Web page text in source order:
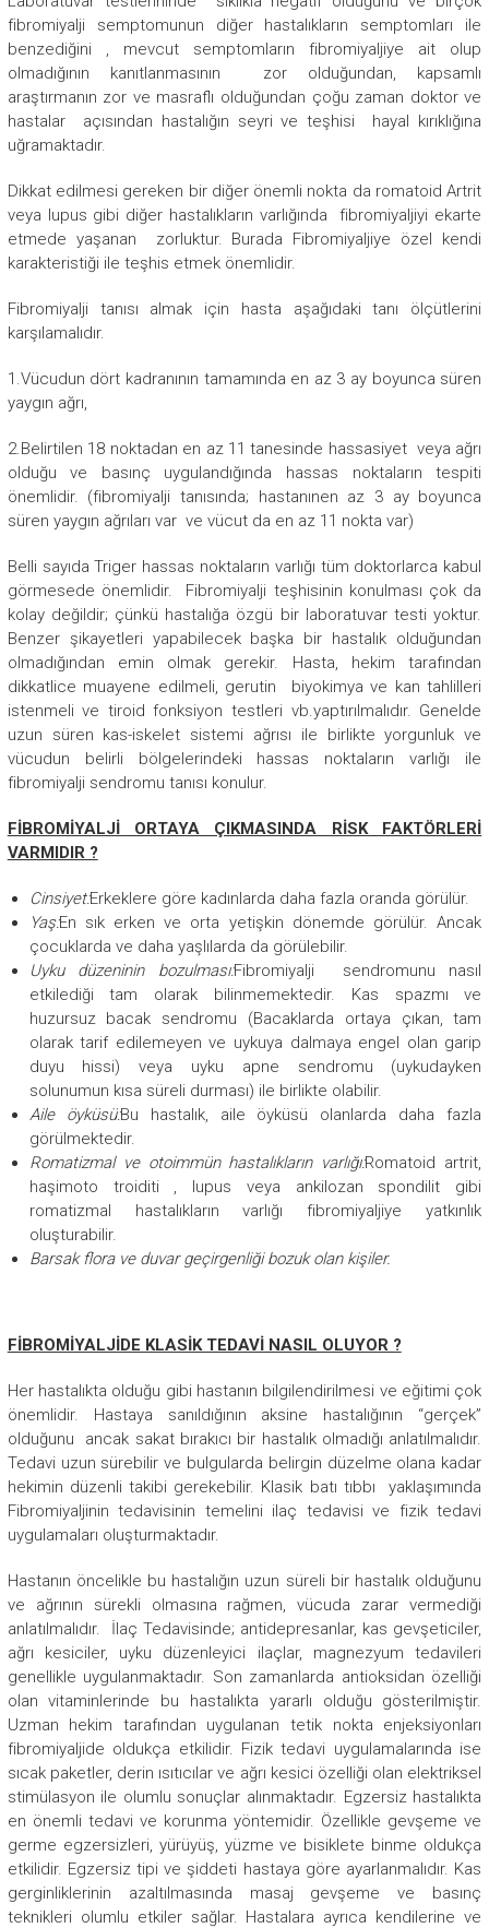
fibromiyalji semptomunun diğer hastalıkların semptomları ile
benzediğini , mevcut semptomların fibromiyaljiye ait olup
olmadığının kanıtlanmasının zor olduğundan, kapsamlı
araştırmanın zor ve masraflı olduğundan çoğu zaman doktor ve
hastalar açısından hastalığın seyri ve teşhisi hayal kırıklığına
uğramaktadır.
Dikkat edilmesi gereken bir diğer önemli nokta da romatoid Artrit
veya lupus gibi diğer hastalıkların varlığında fibromiyaljiyi ekarte
etmede yaşanan zorluktur. Burada Fibromiyaljiye özel kendi
karakteristiği ile teşhis etmek önemlidir.
Fibromiyalji tanısı almak için hasta aşağıdaki tanı ölçütlerini
karşılamalıdır.
1.Vücudun dört kadranının tamamında en az 3 ay boyunca süren
yaygın ağrı,
2.Belirtilen 18 noktadan en az 11 tanesinde hassasiyet veya ağrı
olduğu ve basınç uygulandığında hassas noktaların tespiti
önemlidir. (fibromiyalji tanısında; hastanınen az 3 ay boyunca
süren yaygın ağrıları var ve vücut da en az 11 nokta var)
Belli sayıda Triger hassas noktaların varlığı tüm doktorlarca kabul
görmesede önemlidir. Fibromiyalji teşhisinin konulması çok da
kolay değildir; çünkü hastalığa özgü bir laboratuvar testi yoktur.
Benzer şikayetleri yapabilecek başka bir hastalık olduğundan
olmadığından emin olmak gerekir. Hasta, hekim tarafından
dikkatlice muayene edilmeli, gerutin biyokimya ve kan tahlilleri
istenmeli ve tiroid fonksiyon testleri vb.yaptırılmalıdır. Genelde
uzun süren kas-iskelet sistemi ağrısı ile birlikte yorgunluk ve
vücudun belirli bölgelerindeki hassas noktaların varlığı ile
fibromiyalji sendromu tanısı konulur.
FİBROMİYALJİ ORTAYA ÇIKMASINDA RİSK FAKTÖRLERİ
VARMIDIR ?
Cinsiyet:Erkeklere göre kadınlarda daha fazla oranda görülür.
Yaş:En sık erken ve orta yetişkin dönemde görülür. Ancak
çocuklarda ve daha yaşlılarda da görülebilir.
Uyku düzeninin bozulması:Fibromiyalji sendromunu nasıl
etkilediği tam olarak bilinmemektedir. Kas spazmı ve
huzursuz bacak sendromu (Bacaklarda ortaya çıkan, tam
olarak tarif edilemeyen ve uykuya dalmaya engel olan garip
duyu hissi) veya uyku apne sendromu (uykudayken
solunumun kısa süreli durması) ile birlikte olabilir.
Aile öyküsü:Bu hastalık, aile öyküsü olanlarda daha fazla
görülmektedir.
Romatizmal ve otoimmün hastalıkların varlığı:Romatoid artrit,
haşimoto troiditi , lupus veya ankilozan spondilit gibi
romatizmal hastalıkların varlığı fibromiyaljiye yatkınlık
oluşturabilir.
Barsak flora ve duvar geçirgenliği bozuk olan kişiler.
FİBROMİYALJİDE KLASİK TEDAVİ NASIL OLUYOR ?
Her hastalıkta olduğu gibi hastanın bilgilendirilmesi ve eğitimi çok
önemlidir. Hastaya sanıldığının aksine hastalığının “gerçek”
olduğunu ancak sakat bırakıcı bir hastalık olmadığı anlatılmalıdır.
Tedavi uzun sürebilir ve bulgularda belirgin düzelme olana kadar
hekimin düzenli takibi gerekebilir. Klasik batı tıbbı yaklaşımında
Fibromiyaljinin tedavisinin temelini ilaç tedavisi ve fizik tedavi
uygulamaları oluşturmaktadır.
Hastanın öncelikle bu hastalığın uzun süreli bir hastalık olduğunu
ve ağrının sürekli olmasına rağmen, vücuda zarar vermediği
anlatılmalıdır. İlaç Tedavisinde; antidepresanlar, kas gevşeticiler,
ağrı kesiciler, uyku düzenleyici ilaçlar, magnezyum tedavileri
genellikle uygulanmaktadır. Son zamanlarda antioksidan özelliği
olan vitaminlerinde bu hastalıkta yararlı olduğu gösterilmiştir.
Uzman hekim tarafından uygulanan tetik nokta enjeksiyonları
fibromiyaljide oldukça etkilidir. Fizik tedavi uygulamalarında ise
sıcak paketler, derin ısıtıcılar ve ağrı kesici özelliği olan elektriksel
stimülasyon ile olumlu sonuçlar alınmaktadır. Egzersiz hastalıkta
en önemli tedavi ve korunma yöntemidir. Özellikle gevşeme ve
germe egzersizleri, yürüyüş, yüzme ve bisiklete binme oldukça
etkilidir. Egzersiz tipi ve şiddeti hastaya göre ayarlanmalıdır. Kas
gerginliklerinin azaltılmasında masaj gevşeme ve basınç
teknikleri olumlu etkiler sağlar. Hastalara ayrıca kendilerine ve